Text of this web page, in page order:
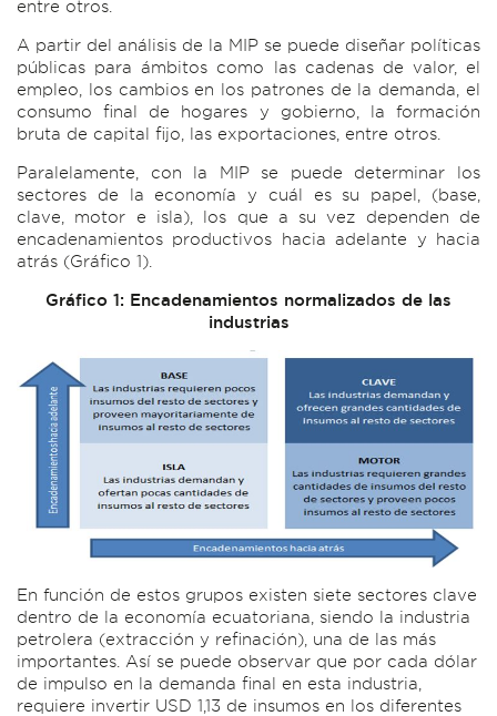
entre otros.
A partir del análisis de la MIP se puede diseñar políticas
públicas para ámbitos como las cadenas de valor, el
empleo, los cambios en los patrones de la demanda, el
consumo final de hogares y gobierno, la formación
bruta de capital fijo, las exportaciones, entre otros.
Paralelamente, con la MIP se puede determinar los
sectores de la economía y cuál es su papel, (base,
clave, motor e isla), los que a su vez dependen de
encadenamientos productivos hacia adelante y hacia
atrás (Gráfico 1).
Gráfico 1: Encadenamientos normalizados de las
industrias
En función de estos grupos existen siete sectores clave
dentro de la economía ecuatoriana, siendo la industria
petrolera (extracción y refinación), una de las más
importantes. Así se puede observar que por cada dólar
de impulso en la demanda final en esta industria,
requiere invertir USD 1,13 de insumos en los diferentes